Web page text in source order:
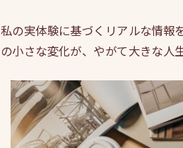
私の実体験に基づくリアルな情報
の小さな変化が、やがて大きな人